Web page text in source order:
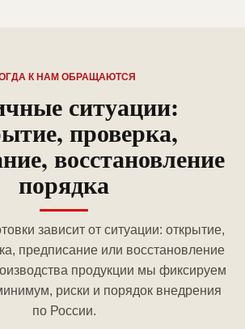
К НАМ ОБРАЩАЮТСЯ
ситуации:
проверка,
восстановление
порядка
зависит от ситуации: открытие,
предписание или восстановление
продукции мы фиксируем
риски и порядок внедрения
по России.